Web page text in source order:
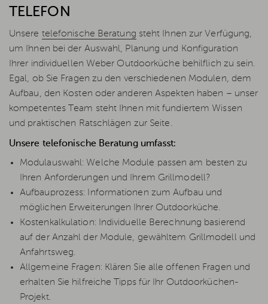
TELEFON
Unsere telefonische Beratung steht Ihnen zur Verfügung,
um Ihnen bei der Auswahl, Planung und Konfiguration
Ihrer individuellen Weber Outdoorküche behilflich zu sein.
Egal, ob Sie Fragen zu den verschiedenen Modulen, dem
Aufbau, den Kosten oder anderen Aspekten haben – unser
kompetentes Team steht Ihnen mit fundiertem Wissen
und praktischen Ratschlägen zur Seite.
Unsere telefonische Beratung umfasst:
Modulauswahl: Welche Module passen am besten zu
Ihren Anforderungen und Ihrem Grillmodell?
Aufbauprozess: Informationen zum Aufbau und
möglichen Erweiterungen Ihrer Outdoorküche.
Kostenkalkulation: Individuelle Berechnung basierend
auf der Anzahl der Module, gewähltem Grillmodell und
Anfahrtsweg.
Allgemeine Fragen: Klären Sie alle offenen Fragen und
erhalten Sie hilfreiche Tipps für Ihr Outdoorküchen-
Projekt.